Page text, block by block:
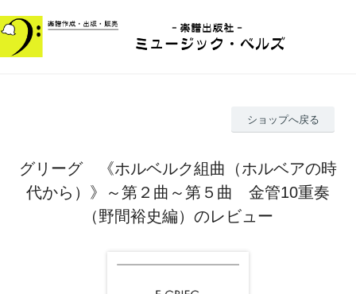
ショップへ戻る
グリーグ 《ホルベルク組曲（ホルベアの時
代から）》～第２曲～第５曲 金管10重奏
（野間裕史編）のレビュー